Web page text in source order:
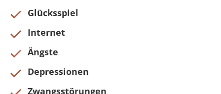
Glücksspiel
Internet
Ängste
Depressionen
Zwangsstörungen